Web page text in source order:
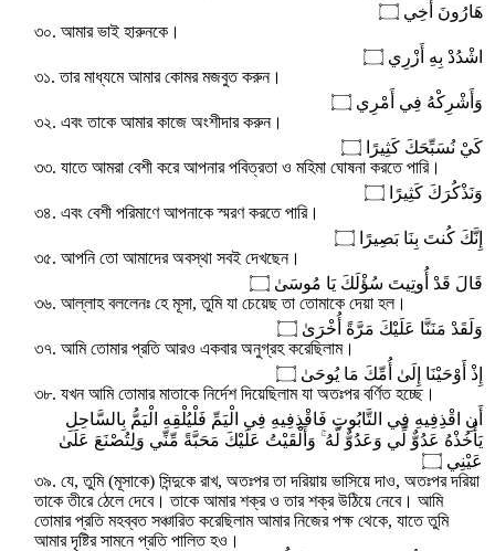
هَارُونَ أَخِي ۝
৩০. আমার ভাই হারুনকে।
اشْدُدْ بِهِ أَزْرِي ۝
৩১. তার মাধ্যমে আমার কোমর মজবুত করুন।
وَأَشْرِكْهُ فِي أَمْرِي ۝
৩২. এবং তাকে আমার কাজে অংশীদার করুন।
كَيْ نُسَبِّحَكَ كَثِيرًا ۝
৩৩. যাতে আমরা বেশী করে আপনার পবিত্রতা ও মহিমা ঘোষনা করতে পারি।
وَنَذْكُرَكَ كَثِيرًا ۝
৩৪. এবং বেশী পরিমাণে আপনাকে স্মরণ করতে পারি।
إِنَّكَ كُنتَ بِنَا بَصِيرًا ۝
৩৫. আপনি তো আমাদের অবস্থা সবই দেখছেন।
قَالَ قَدْ أُوتِيتَ سُؤْلَكَ يَا مُوسَىٰ ۝
৩৬. আল্লাহ বললেনঃ হে মূসা, তুমি যা চেয়েছ তা তোমাকে দেয়া হল।
وَلَقَدْ مَنَنَّا عَلَيْكَ مَرَّةً أُخْرَىٰ ۝
৩৭. আমি তোমার প্রতি আরও একবার অনুগ্রহ করেছিলাম।
إِذْ أَوْحَيْنَا إِلَىٰ أُمِّكَ مَا يُوحَىٰ ۝
৩৮. যখন আমি তোমার মাতাকে নির্দেশ দিয়েছিলাম যা অতঃপর বর্ণিত হচ্ছে।
أَنِ اقْذِفِيهِ فِي التَّابُوتِ فَاقْذِفِيهِ فِي الْيَمِّ فَلْيُلْقِهِ الْيَمُّ بِالسَّاحِلِ
يَأْخُذْهُ عَدُوٌّ لِّي وَعَدُوٌّ لَّهُ ۚ وَأَلْقَيْتُ عَلَيْكَ مَحَبَّةً مِّنِّي وَلِتُصْنَعَ عَلَىٰ
عَيْنِي ۝
৩৯. যে, তুমি (মূসাকে) সিন্দুকে রাখ, অতঃপর তা দরিয়ায় ভাসিয়ে দাও, অতঃপর দরিয়া
তাকে তীরে ঠেলে দেবে। তাকে আমার শক্র ও তার শক্র উঠিয়ে নেবে। আমি
তোমার প্রতি মহব্বত সঞ্চারিত করেছিলাম আমার নিজের পক্ষ থেকে, যাতে তুমি
আমার দৃষ্টির সামনে প্রতি পালিত হও।